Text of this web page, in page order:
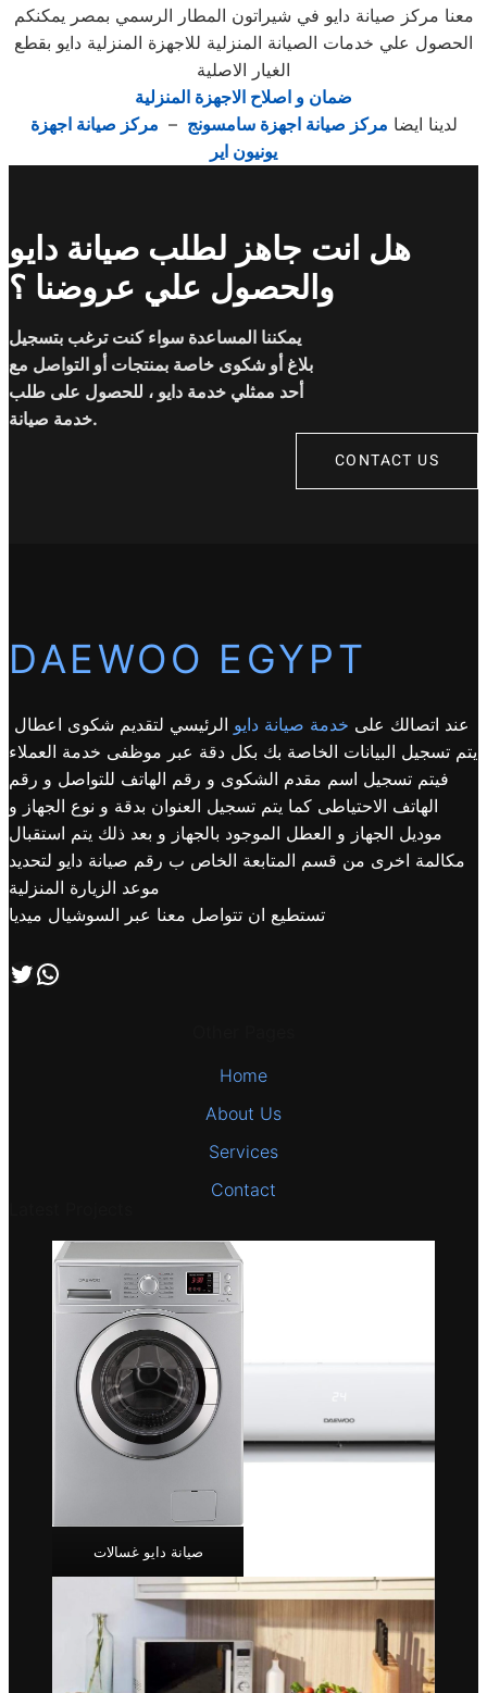
معنا مركز صيانة دايو في شيراتون المطار الرسمي بمصر يمكنكم
الحصول علي خدمات الصيانة المنزلية للاجهزة المنزلية دايو بقطع
الغيار الاصلية
ضمان و اصلاح الاجهزة المنزلية
لدينا ايضا مركز صيانة اجهزة سامسونج – مركز صيانة اجهزة
يونيون اير
هل انت جاهز لطلب صيانة دايو
والحصول علي عروضنا ؟
يمكننا المساعدة سواء كنت ترغب بتسجيل
بلاغ أو شكوى خاصة بمنتجات أو التواصل مع
أحد ممثلي خدمة دايو ، للحصول على طلب
خدمة صيانة.
CONTACT US
DAEWOO EGYPT
عند اتصالك على خدمة صيانة دايو الرئيسي لتقديم شكوى اعطال
يتم تسجيل البيانات الخاصة بك بكل دقة عبر موظفى خدمة العملاء
فيتم تسجيل اسم مقدم الشكوى و رقم الهاتف للتواصل و رقم
الهاتف الاحتياطى كما يتم تسجيل العنوان بدقة و نوع الجهاز و
موديل الجهاز و العطل الموجود بالجهاز و بعد ذلك يتم استقبال
مكالمة اخرى من قسم المتابعة الخاص ب رقم صيانة دايو لتحديد
موعد الزيارة المنزلية
تستطيع ان تتواصل معنا عبر السوشيال ميديا
تابعنا علي صفحة التويتر اتصل بنا علي طريق الوتساب
Home
About Us
Services
Contact
صيانة دايو غسالات